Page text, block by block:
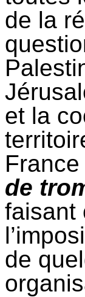
de la
et la
France
de
faisant
de